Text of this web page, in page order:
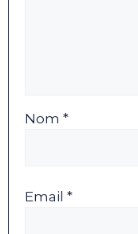
Nom *
Email *